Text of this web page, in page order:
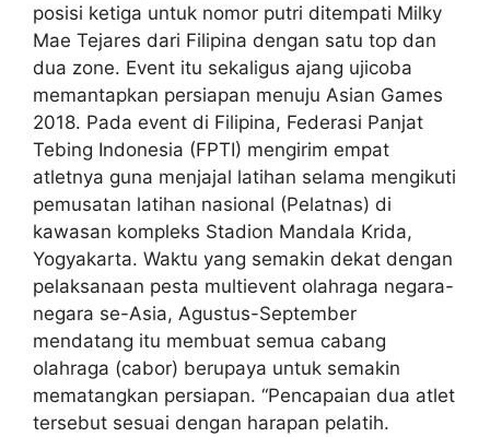
posisi ketiga untuk nomor putri ditempati Milky
Mae Tejares dari Filipina dengan satu top dan
dua zone. Event itu sekaligus ajang ujicoba
memantapkan persiapan menuju Asian Games
2018. Pada event di Filipina, Federasi Panjat
Tebing Indonesia (FPTI) mengirim empat
atletnya guna menjajal latihan selama mengikuti
pemusatan latihan nasional (Pelatnas) di
kawasan kompleks Stadion Mandala Krida,
Yogyakarta. Waktu yang semakin dekat dengan
pelaksanaan pesta multievent olahraga negara-
negara se-Asia, Agustus-September
mendatang itu membuat semua cabang
olahraga (cabor) berupaya untuk semakin
mematangkan persiapan. “Pencapaian dua atlet
tersebut sesuai dengan harapan pelatih.